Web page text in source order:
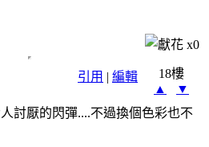
x0
引用 | 編輯
18樓
▲
▼
討厭的閃彈....不過換個色彩也不